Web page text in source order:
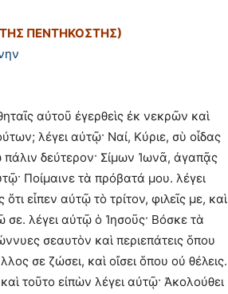
ΠΕΝΤΗΚΟΣΤΗΣ)
αὐτοῦ ἐγερθεὶς ἐκ νεκρῶν καὶ
λέγει αὐτῷ· Ναί, Κύριε, σὺ οἶδας
πάλιν δεύτερον· Σίμων Ἰωνᾶ, ἀγαπᾷς
Ποίμαινε τὰ πρόβατά μου. λέγει
εἶπεν αὐτῷ τὸ τρίτον, φιλεῖς με, καὶ
σε. λέγει αὐτῷ ὁ Ἰησοῦς· Βόσκε τὰ
σεαυτὸν καὶ περιεπάτεις ὅπου
σε ζώσει, καὶ οἴσει ὅπου οὐ θέλεις.
τοῦτο εἰπὼν λέγει αὐτῷ· Ἀκολούθει